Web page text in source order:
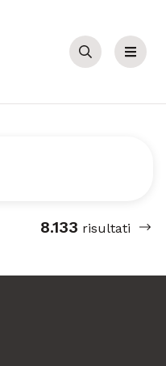
Cerca Menu
8.133 risultati